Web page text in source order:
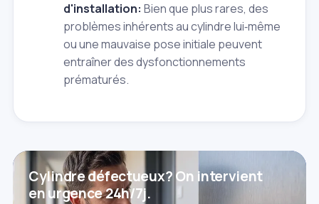
d'installation: Bien que plus rares, des
problèmes inhérents au cylindre lui‑même
ou une mauvaise pose initiale peuvent
entraîner des dysfonctionnements
prématurés.
Cylindre défectueux? On intervient
en urgence 24h/7j.